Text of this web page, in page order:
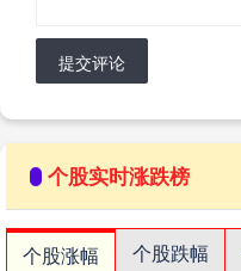
提交评论
个股实时涨跌榜
个股涨幅 个股跌幅